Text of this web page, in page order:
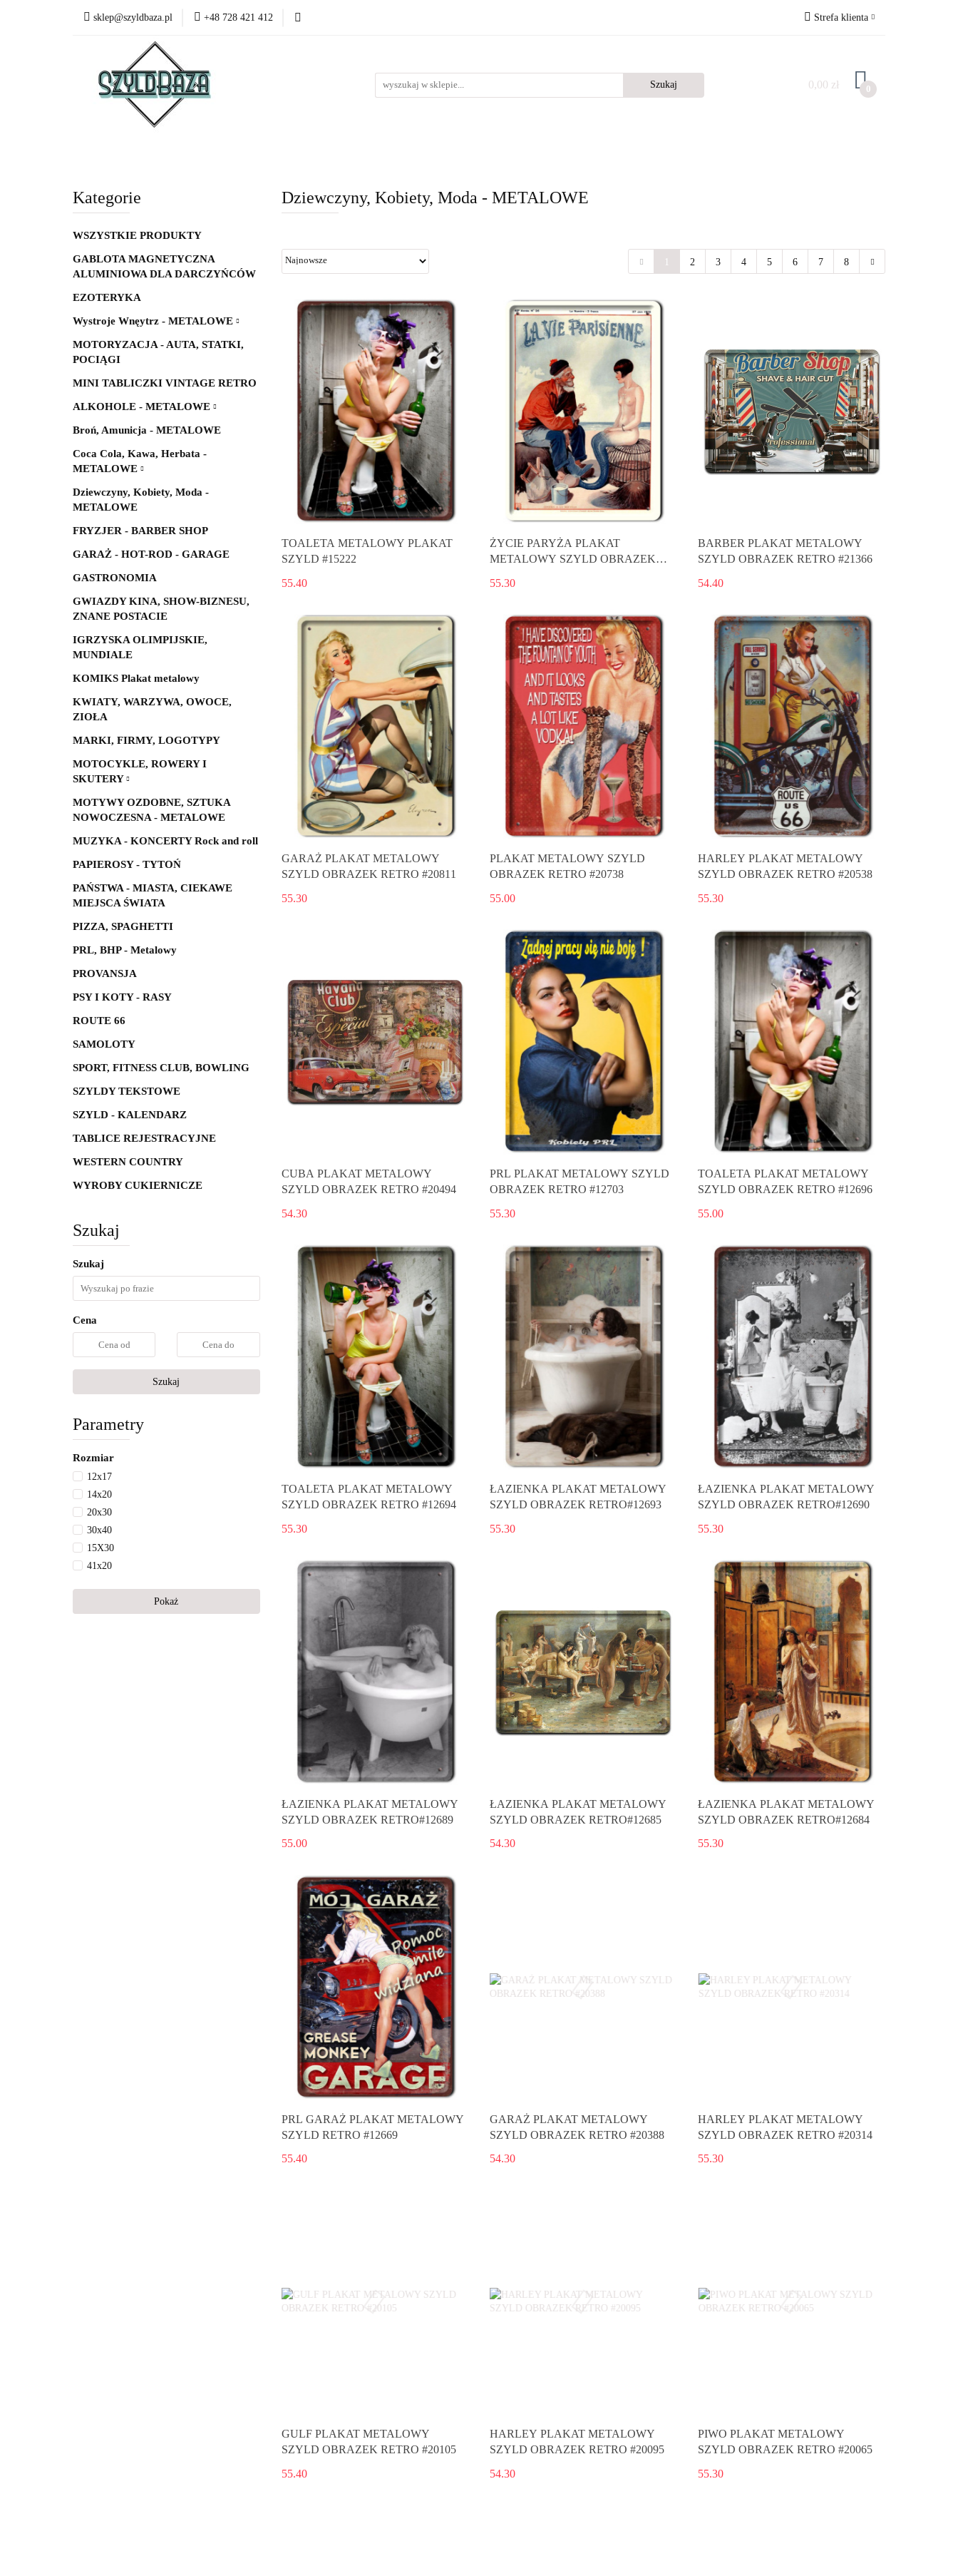
sklep@szyldbaza.pl +48 728 421 412 Strefa klienta
Dodaj zgłoszenie
0,00 zł 0
Kategorie
WSZYSTKIE PRODUKTY
GABLOTA MAGNETYCZNA
ALUMINIOWA DLA DARCZYŃCÓW
EZOTERYKA
Wystroje Wnęytrz - METALOWE
MOTORYZACJA - AUTA, STATKI,
POCIĄGI
MINI TABLICZKI VINTAGE RETRO
ALKOHOLE - METALOWE
Broń, Amunicja - METALOWE
Coca Cola, Kawa, Herbata -
METALOWE
Dziewczyny, Kobiety, Moda -
METALOWE
FRYZJER - BARBER SHOP
GARAŻ - HOT-ROD - GARAGE
GASTRONOMIA
GWIAZDY KINA, SHOW-BIZNESU,
ZNANE POSTACIE
IGRZYSKA OLIMPIJSKIE,
MUNDIALE
KOMIKS Plakat metalowy
KWIATY, WARZYWA, OWOCE,
ZIOŁA
MARKI, FIRMY, LOGOTYPY
MOTOCYKLE, ROWERY I
SKUTERY
MOTYWY OZDOBNE, SZTUKA
NOWOCZESNA - METALOWE
MUZYKA - KONCERTY Rock and roll
PAPIEROSY - TYTOŃ
PAŃSTWA - MIASTA, CIEKAWE
MIEJSCA ŚWIATA
PIZZA, SPAGHETTI
PRL, BHP - Metalowy
PROVANSJA
PSY I KOTY - RASY
ROUTE 66
SAMOLOTY
SPORT, FITNESS CLUB, BOWLING
SZYLDY TEKSTOWE
SZYLD - KALENDARZ
TABLICE REJESTRACYJNE
WESTERN COUNTRY
WYROBY CUKIERNICZE
Szukaj
Szukaj
Cena
Szukaj
Parametry
Rozmiar
12x17
14x20
20x30
30x40
15X30
41x20
Pokaż
Dziewczyny, Kobiety, Moda - METALOWE
2 3 4 5 6 7 8
TOALETA METALOWY PLAKAT
SZYLD #15222
55.40
ŻYCIE PARYŻA PLAKAT
METALOWY SZYLD OBRAZEK
55.30
BARBER PLAKAT METALOWY
SZYLD OBRAZEK RETRO #21366
54.40
GARAŻ PLAKAT METALOWY
SZYLD OBRAZEK RETRO #20811
55.30
PLAKAT METALOWY SZYLD
OBRAZEK RETRO #20738
55.00
HARLEY PLAKAT METALOWY
SZYLD OBRAZEK RETRO #20538
55.30
CUBA PLAKAT METALOWY
SZYLD OBRAZEK RETRO #20494
54.30
PRL PLAKAT METALOWY SZYLD
OBRAZEK RETRO #12703
55.30
TOALETA PLAKAT METALOWY
SZYLD OBRAZEK RETRO #12696
55.00
TOALETA PLAKAT METALOWY
SZYLD OBRAZEK RETRO #12694
55.30
ŁAZIENKA PLAKAT METALOWY
SZYLD OBRAZEK RETRO#12693
55.30
ŁAZIENKA PLAKAT METALOWY
SZYLD OBRAZEK RETRO#12690
55.30
ŁAZIENKA PLAKAT METALOWY
SZYLD OBRAZEK RETRO#12689
55.00
ŁAZIENKA PLAKAT METALOWY
SZYLD OBRAZEK RETRO#12685
54.30
ŁAZIENKA PLAKAT METALOWY
SZYLD OBRAZEK RETRO#12684
55.30
PRL GARAŻ PLAKAT METALOWY
SZYLD RETRO #12669
55.40
GARAŻ PLAKAT METALOWY
SZYLD OBRAZEK RETRO #20388
54.30
HARLEY PLAKAT METALOWY
SZYLD OBRAZEK RETRO #20314
55.30
GULF PLAKAT METALOWY
SZYLD OBRAZEK RETRO #20105
55.40
HARLEY PLAKAT METALOWY
SZYLD OBRAZEK RETRO #20095
54.30
PIWO PLAKAT METALOWY
SZYLD OBRAZEK RETRO #20065
55.30